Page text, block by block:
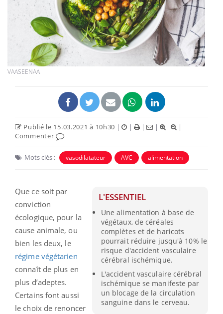
VAASEENAA
Publié le 15.03.2021 à 10h30 | | | |
|
Commenter
Mots clés : vasodilatateur AVC alimentation
L'ESSENTIEL
Une alimentation à base de
végétaux, de céréales
complètes et de haricots
pourrait réduire jusqu'à 10% le
risque d'accident vasculaire
cérébral ischémique.
L'accident vasculaire cérébral
ischémique se manifeste par
un blocage de la circulation
sanguine dans le cerveau.
Que ce soit par
conviction
écologique, pour la
cause animale, ou
bien les deux, le
régime végétarien
connaît de plus en
plus d’adeptes.
Certains font aussi
le choix de renoncer